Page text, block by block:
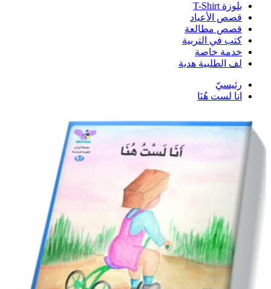
بلوزة T-Shirt
قصص الأعياد
قصص مطالعة
كتب في التربية
خدمة خاصة
لف الطلبية هدية
رئيسيّ
انا لست هُنَا